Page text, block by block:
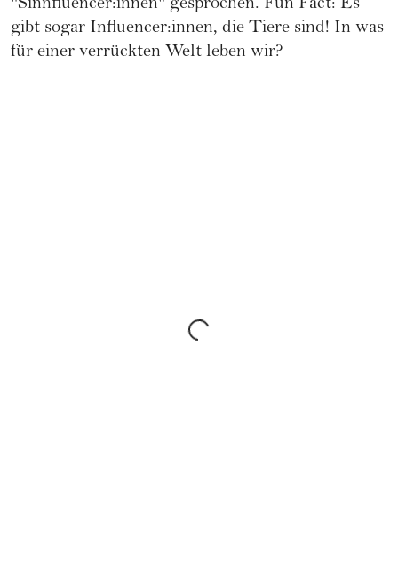
"Sinnfluencer:innen" gesprochen. Fun Fact: Es
gibt sogar Influencer:innen, die Tiere sind! In was
für einer verrückten Welt leben wir?